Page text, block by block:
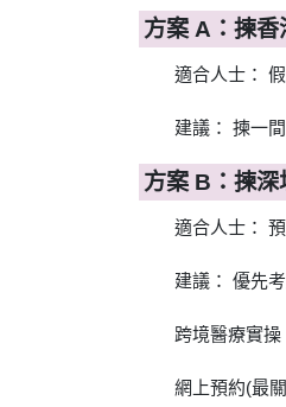
方案 A：揀香
適合人士：
建議： 揀一
方案 B：揀深
適合人士：
建議： 優先
跨境醫療實
網上預約(最